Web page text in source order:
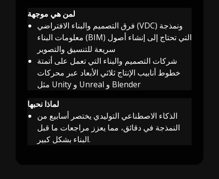
لمن هي موجهة
فرق التصميم والبناء الافتراضي (VDC) ونمذجة
معلومات البناء (BIM) التي تحتاج إلى إنشاء أصول
سريعة للتنسيق والتصوير
شركات التصميم والبناء التي تعمل على أتمتة
خطوط أنابيب الإنتاج ثلاثي الأبعاد عبر محركات
مثل Unity و Unreal و Blender
لماذا نحبها
الذكاء الاصطناعي التوليدي يختصر أسابيع من
النمذجة في دقائق، مما يعزز مراجعات ما قبل
البناء بشكل كبير.